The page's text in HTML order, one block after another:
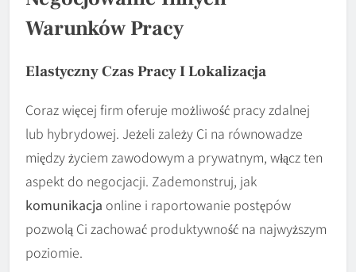
Warunków Pracy
Elastyczny Czas Pracy I Lokalizacja
Coraz więcej firm oferuje możliwość pracy zdalnej
lub hybrydowej. Jeżeli zależy Ci na równowadze
między życiem zawodowym a prywatnym, włącz ten
aspekt do negocjacji. Zademonstruj, jak
komunikacja online i raportowanie postępów
pozwolą Ci zachować produktywność na najwyższym
poziomie.